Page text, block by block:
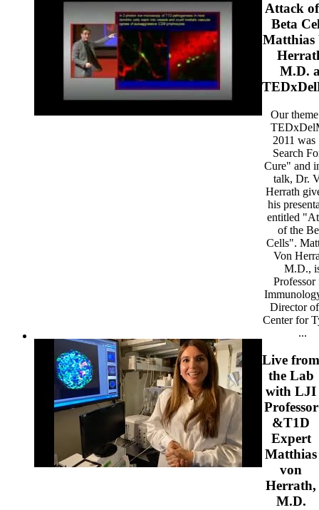
Attack
Beta
Matthias
M.D.
Our
2011
Search
Cure" and
talk, Dr.
Herrath
his
entitled
of the
Cells".
Von
M.D.,
Professor
Director
Center for
...
Live from
the Lab
with LJI
Professor
&T1D
Expert
Matthias
von
Herrath,
M.D.